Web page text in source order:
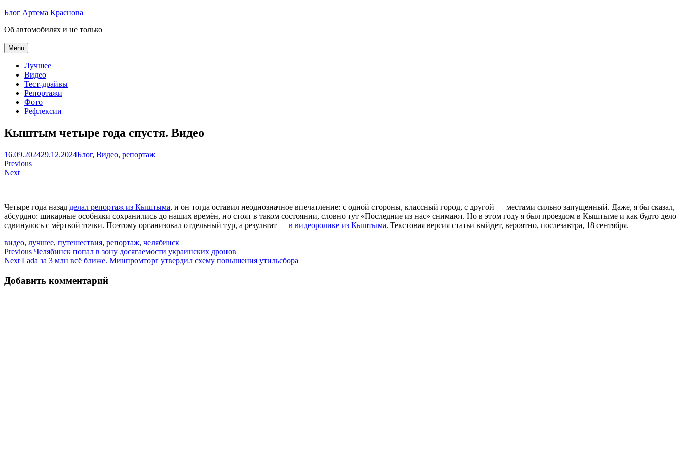
Skip
content
Блог Артема Краснова
Об автомобилях и не только
Menu
Лучшее
Видео
Тест-драйвы
Репортажи
Фото
Рефлексии
Кыштым четыре года спустя. Видео
Артем
Краснов
16.09.202429.12.2024Блог, Видео, репортаж
Навигация
по
Previous
Next
Четыре года назад делал репортаж из Кыштыма, и он тогда оставил неоднозначное впечатление: с одной стороны, классный город, с другой — местами сильно запущенный. Даже, я бы сказал,
абсурдно: шикарные особняки сохранились до наших времён, но стоят в таком состоянии, словно тут «Последние из нас» снимают. Но в этом году я был проездом в Кыштыме и как будто дело
сдвинулось с мёртвой точки. Поэтому организовал отдельный тур, а результат — в видеоролике из Кыштыма. Текстовая версия статьи выйдет, вероятно, послезавтра, 18 сентября.
видео, лучшее, путешествия, репортаж, челябинск
Навигация
по
записям
Previous Челябинск попал в зону досягаемости украинских дронов
Next Lada за 3 млн всё ближе. Минпромторг утвердил схему повышения утильсбора
Добавить комментарий